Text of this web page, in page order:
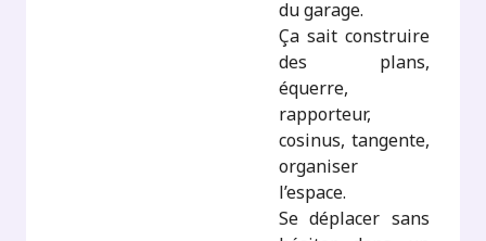
du garage.
Ça sait construire
des plans,
équerre,
rapporteur,
cosinus, tangente,
organiser
l’espace.
Se déplacer sans